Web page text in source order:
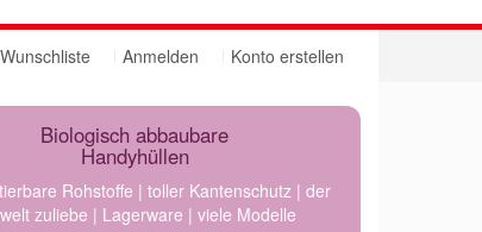
Wunschliste Anmelden Konto erstellen
Biologisch abbaubare
Handyhüllen
Rohstoffe | toller Kantenschutz | der
zuliebe | Lagerware | viele Modelle